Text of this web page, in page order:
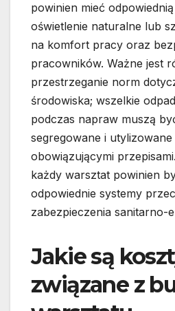
powinien mieć
oświetlenie naturalne lub
na komfort pracy oraz
pracowników. Ważne jest
przestrzeganie norm
środowiska; wszelkie
podczas napraw muszą
segregowane i
obowiązującymi
każdy warsztat powinien
odpowiednie systemy
zabezpieczenia sanitarno-
Jakie są
związane z